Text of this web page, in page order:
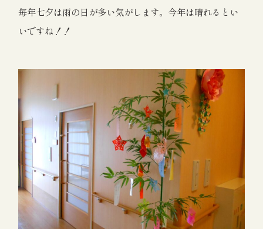
毎年七夕は雨の日が多い気がします。今年は晴れるとい
いですね！！